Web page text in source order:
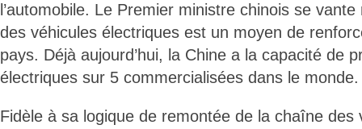
l’automobile. Le Premier ministre chinois se vante
des véhicules électriques est un moyen de
pays. Déjà aujourd’hui, la Chine a la capacité de
électriques sur 5 commercialisées dans le monde.
Fidèle à sa logique de remontée de la chaîne des